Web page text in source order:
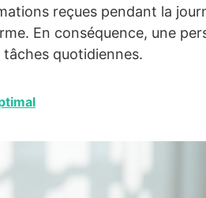
reçues pendant la
En conséquence, une
quotidiennes.